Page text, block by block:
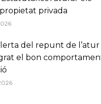
privada
del repunt de l’atur
el bon